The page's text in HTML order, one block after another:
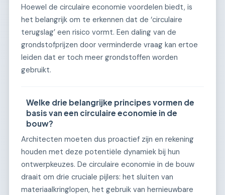
Hoewel de circulaire economie voordelen biedt, is
het belangrijk om te erkennen dat de ‘circulaire
terugslag’ een risico vormt. Een daling van de
grondstofprijzen door verminderde vraag kan ertoe
leiden dat er toch meer grondstoffen worden
gebruikt.
Welke drie belangrijke principes vormen de
basis van een circulaire economie in de
bouw?
Architecten moeten dus proactief zijn en rekening
houden met deze potentiële dynamiek bij hun
ontwerpkeuzes. De circulaire economie in de bouw
draait om drie cruciale pijlers: het sluiten van
materiaalkringlopen, het gebruik van hernieuwbare